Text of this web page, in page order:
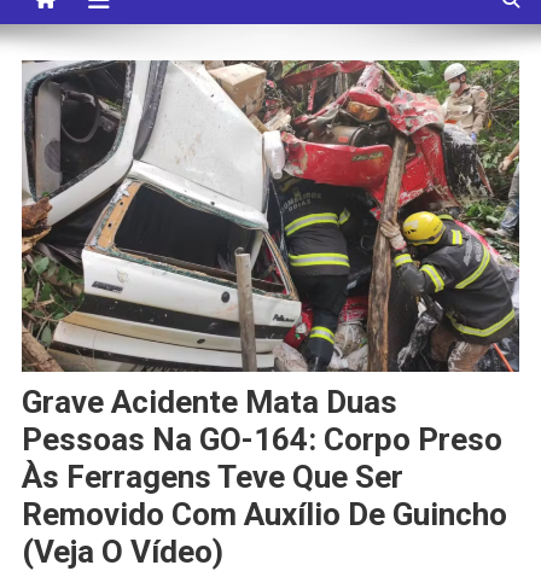
Grave Acidente Mata Duas
Pessoas Na GO-164: Corpo Preso
Às Ferragens Teve Que Ser
Removido Com Auxílio De Guincho
(veja O Vídeo)